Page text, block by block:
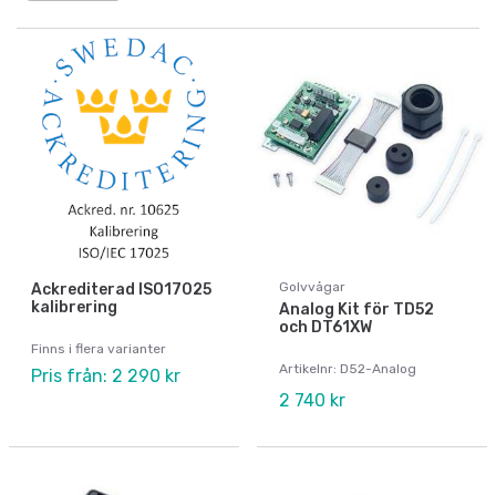
Ackrediterad ISO17025
kalibrering
Finns i flera varianter
Pris från: 2 290 kr
Golvvågar
Analog Kit för TD52
och DT61XW
Artikelnr: D52-Analog
2 740 kr